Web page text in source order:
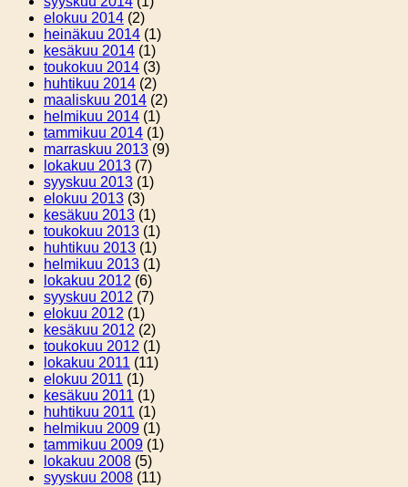
elokuu 2014 (2)
heinäkuu 2014 (1)
kesäkuu 2014 (1)
toukokuu 2014 (3)
huhtikuu 2014 (2)
maaliskuu 2014 (2)
helmikuu 2014 (1)
tammikuu 2014 (1)
marraskuu 2013 (9)
lokakuu 2013 (7)
syyskuu 2013 (1)
elokuu 2013 (3)
kesäkuu 2013 (1)
toukokuu 2013 (1)
huhtikuu 2013 (1)
helmikuu 2013 (1)
lokakuu 2012 (6)
syyskuu 2012 (7)
elokuu 2012 (1)
kesäkuu 2012 (2)
toukokuu 2012 (1)
lokakuu 2011 (11)
elokuu 2011 (1)
kesäkuu 2011 (1)
huhtikuu 2011 (1)
helmikuu 2009 (1)
tammikuu 2009 (1)
lokakuu 2008 (5)
syyskuu 2008 (11)